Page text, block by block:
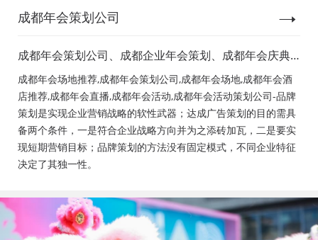
成都年会策划公司
成都年会策划公司、成都企业年会策划、成都年会庆典
策划、成都年会节目表演、成都年会节目演出、成都年
会活动策划公司、成都年会布置公司，成都年会现场搭
建公司，成都年会节目表演，年会节目创意节目，年会
策划方案详细流程，年会策划，年会致辞发言稿，年会
礼品，年会祝福语
成都年会场地推荐,成都年会策划公司,成都年会场地,成都年会酒
店推荐,成都年会直播,成都年会活动,成都年会活动策划公司-品牌
策划是实现企业营销战略的软性武器；达成广告策划的目的需具
备两个条件，一是符合企业战略方向并为之添砖加瓦，二是要实
现短期营销目标；品牌策划的方法没有固定模式，不同企业特征
决定了其独一性。